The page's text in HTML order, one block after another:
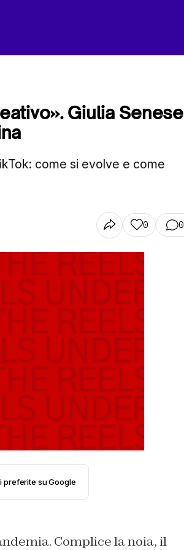
Giulia Senese
come si evolve e come
0 0
preferite su Google
Complice la noia, il